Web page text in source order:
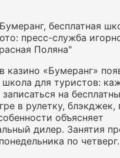
бесплатная
пресс-служба
Поляна"
казино «Бумеранг»
школа для туристов:
на
в рулетку, блэкджек,
объясняет
дилер. Занятия
по четверг.